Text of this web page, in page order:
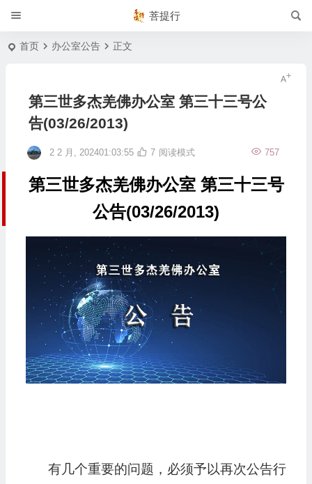
菩提行
首页 办公室公告 正文
第三世多杰羌佛办公室 第三十三号公
告(03/26/2013)
2 2 月, 202401:03:55 757
7 阅读模式
第三世多杰羌佛办公室 第三十三号
公告(03/26/2013)
有几个重要的问题，必须予以再次公告行